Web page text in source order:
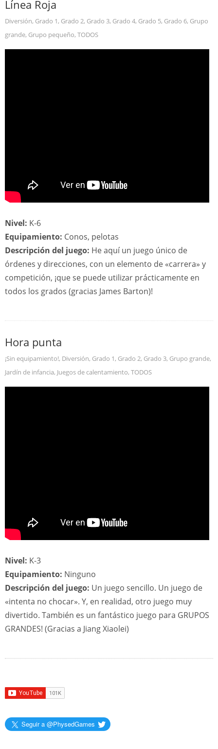
Línea Roja
Diversión, Grado 1, Grado 2, Grado 3, Grado 4, Grado 5, Grado 6, Grupo
grande, Grupo pequeño, TODOS
Nivel: K-6
Equipamiento: Conos, pelotas
Descripción del juego: He aquí un juego único de
órdenes y direcciones, con un elemento de «carrera» y
competición, ¡que se puede utilizar prácticamente en
todos los grados (gracias James Barton)!
Hora punta
¡Sin equipamiento!, Diversión, Grado 1, Grado 2, Grado 3, Grupo grande,
Jardín de infancia, Juegos de calentamiento, TODOS
Nivel: K-3
Equipamiento: Ninguno
Descripción del juego: Un juego sencillo. Un juego de
«intenta no chocar». Y, en realidad, otro juego muy
divertido. También es un fantástico juego para GRUPOS
GRANDES! (Gracias a Jiang Xiaolei)
Seguir a @PhysedGames